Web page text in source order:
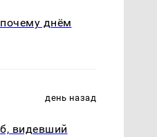
днём
день назад
видевший